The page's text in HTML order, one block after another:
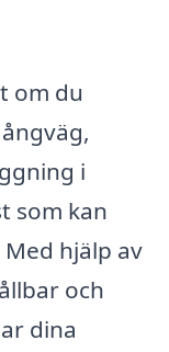
om du
i
som kan
hjälp av
och
dina